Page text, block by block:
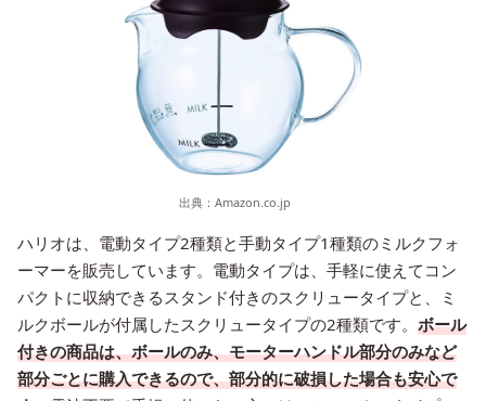
出典： Amazon.co.jp
ハリオは、電動タイプ2種類と手動タイプ1種類のミルクフォ
ーマーを販売しています。電動タイプは、手軽に使えてコン
パクトに収納できるスタンド付きのスクリュータイプと、ミ
ルクボールが付属したスクリュータイプの2種類です。 ボール
付きの商品は、ボールのみ、モーターハンドル部分のみなど
部分ごとに購入できるので、部分的に破損した場合も安心で